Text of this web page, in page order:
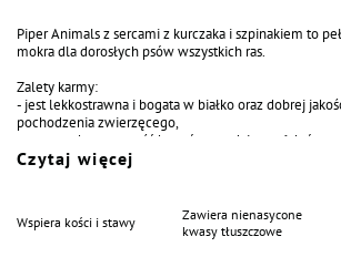
Piper Animals z sercami z kurczaka i szpinakiem to
mokra dla dorosłych psów wszystkich ras.
Zalety karmy:
- jest lekkostrawna i bogata w białko oraz dobrej
pochodzenia zwierzęcego,
- ma wysoką zawartość kwasów z rodziny n-6, które
skóry i poprawiają wygląd sierści,
- stanowi źródło cynku i selenu, które odgrywają
wzmacnianiu odporności organizmu,
- zawarty w niej szpinak zawiera żelazo zapewniające
Czytaj więcej
Wspiera kości i stawy
Zawiera nienasycone
kwasy tłuszczowe